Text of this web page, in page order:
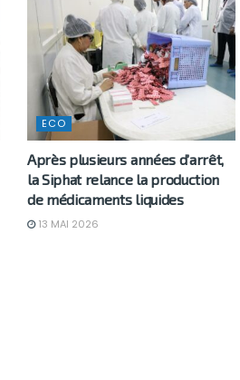
ECO
Après plusieurs années d’arrêt,
la Siphat relance la production
de médicaments liquides
13 MAI 2026